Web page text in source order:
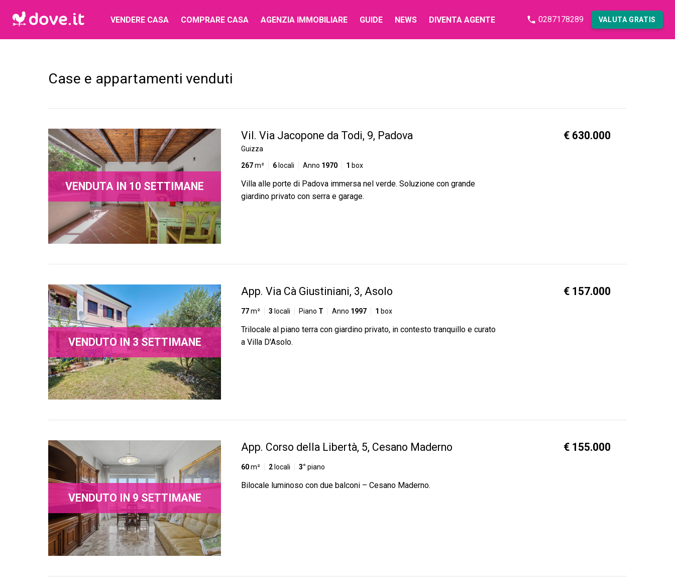
VENDERE CASA COMPRARE CASA AGENZIA IMMOBILIARE GUIDE NEWS DIVENTA AGENTE 0287178289 VALUTA GRATIS
Case e appartamenti venduti
Vil. Via Jacopone da Todi, 9, Padova
Guizza
267m² 6 locali Anno 1970 1 box
€ 630.000
Villa alle porte di Padova immersa nel verde. Soluzione con grande
giardino privato con serra e garage.
VENDUTA IN 10 SETTIMANE
App. Via Cà Giustiniani, 3, Asolo
77m² 3 locali Piano T Anno 1997 1 box
€ 157.000
Trilocale al piano terra con giardino privato, in contesto tranquillo e curato
a Villa D'Asolo.
VENDUTO IN 3 SETTIMANE
App. Corso della Libertà, 5, Cesano Maderno
60m² 2 locali 3° piano
€ 155.000
Bilocale luminoso con due balconi – Cesano Maderno.
VENDUTO IN 9 SETTIMANE